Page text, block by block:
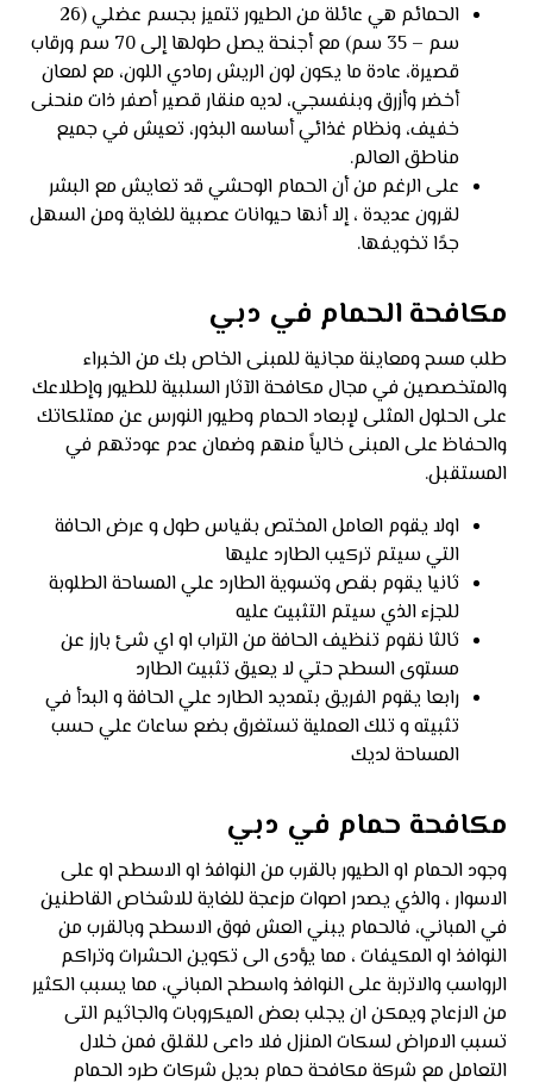
الحمائم هي عائلة من الطيور تتميز بجسم عضلي (26
سم – 35 سم) مع أجنحة يصل طولها إلى 70 سم ورقاب
قصيرة، عادة ما يكون لون الريش رمادي اللون، مع لمعان
أخضر وأزرق وبنفسجي، لديه منقار قصير أصفر ذات منحنى
خفيف، ونظام غذائي أساسه البذور، تعيش في جميع
مناطق العالم.
على الرغم من أن الحمام الوحشي قد تعايش مع البشر
لقرون عديدة ، إلا أنها حيوانات عصبية للغاية ومن السهل
جدًا تخويفها.
مكافحة الحمام في دبي
طلب مسح ومعاينة مجانية للمبنى الخاص بك من الخبراء
والمتخصصين في مجال مكافحة الآثار السلبية للطيور وإطلاعك
على الحلول المثلى لإبعاد الحمام وطيور النورس عن ممتلكاتك
والحفاظ على المبنى خالياً منهم وضمان عدم عودتهم في
المستقبل.
اولا يقوم العامل المختص بقياس طول و عرض الحافة
التي سيتم تركيب الطارد عليها
ثانيا يقوم بقص وتسوية الطارد علي المساحة الطلوبة
للجزء الذي سيتم التثبيت عليه
ثالثا نقوم تنظيف الحافة من التراب او اي شئ بارز عن
مستوى السطح حتي لا يعيق تثبيت الطارد
رابعا يقوم الفريق بتمديد الطارد علي الحافة و البدأ في
تثبيته و تلك العملية تستغرق بضع ساعات علي حسب
المساحة لديك
مكافحة حمام في دبي
وجود الحمام او الطيور بالقرب من النوافذ او الاسطح او على
الاسوار ، والذي يصدر اصوات مزعجة للغاية للاشخاص القاطنين
في المباني، فالحمام يبني العش فوق الاسطح وبالقرب من
النوافذ او المكيفات ، مما يؤدى الى تكوين الحشرات وتراكم
الرواسب والاتربة على النوافذ واسطح المباني، مما يسبب الكثير
من الازعاج ويمكن ان يجلب بعض الميكروبات والجاثيم التى
تسبب الامراض لسكات المنزل فلا داعى للقلق فمن خلال
التعامل مع شركة مكافحة حمام بديل شركات طرد الحمام